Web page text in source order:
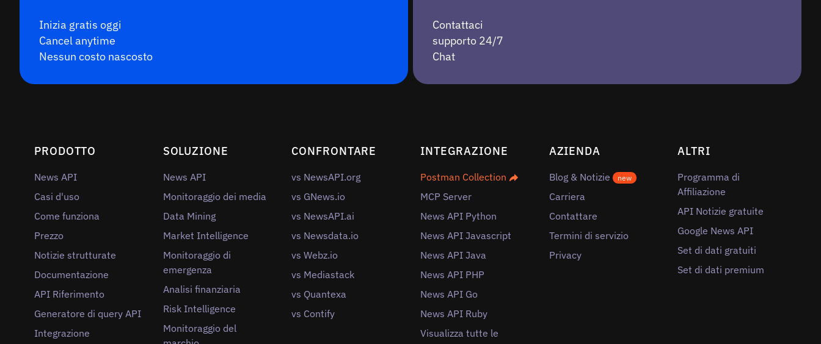
Inizia gratis oggi
Cancel anytime
Nessun costo nascosto
Contattaci
supporto 24/7
Chat
PRODOTTO
News API
Casi d'uso
Come funziona
Prezzo
Notizie strutturate
Documentazione
API Riferimento
Generatore di query API
Integrazione
SOLUZIONE
News API
Monitoraggio dei media
Data Mining
Market Intelligence
Monitoraggio di
emergenza
Analisi finanziaria
Risk Intelligence
Monitoraggio del
CONFRONTARE
vs NewsAPI.org
vs GNews.io
vs NewsAPI.ai
vs Newsdata.io
vs Webz.io
vs Mediastack
vs Quantexa
vs Contify
INTEGRAZIONE
Postman Collection
MCP Server
News API Python
News API Javascript
News API Java
News API PHP
News API Go
News API Ruby
Visualizza tutte le
AZIENDA
Blog & Notizie new
Carriera
Contattare
Termini di servizio
Privacy
ALTRI
Programma di
Affiliazione
API Notizie gratuite
Google News API
Set di dati gratuiti
Set di dati premium